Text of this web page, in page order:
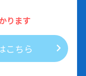
ります
こちら